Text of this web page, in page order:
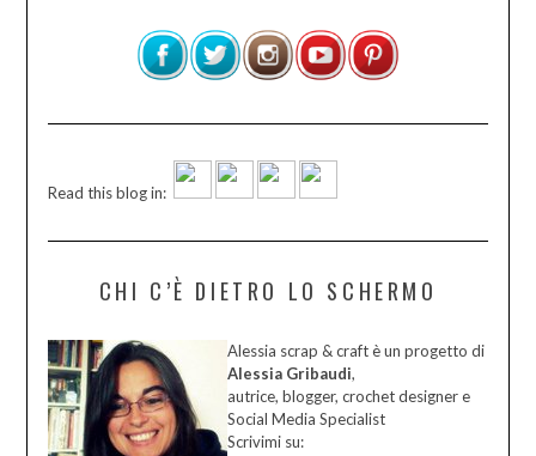
Read this blog in:
CHI C’È DIETRO LO SCHERMO
Alessia scrap & craft è un progetto di
Alessia Gribaudi,
autrice, blogger, crochet designer e
Social Media Specialist
Scrivimi su: